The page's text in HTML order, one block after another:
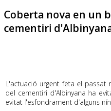
Coberta nova en un
cementiri
L'actuació urgent feta el
del cementiri d'Albinyana ha
evitat l'esfondrament d'alguns